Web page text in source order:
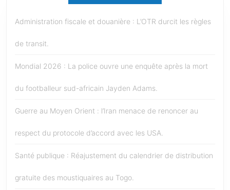
Administration fiscale et douanière : L’OTR durcit les règles
de transit.
Mondial 2026 : La police ouvre une enquête après la mort
du footballeur sud-africain Jayden Adams.
Guerre au Moyen Orient : l’Iran menace de renoncer au
respect du protocole d’accord avec les USA.
Santé publique : Réajustement du calendrier de distribution
gratuite des moustiquaires au Togo.